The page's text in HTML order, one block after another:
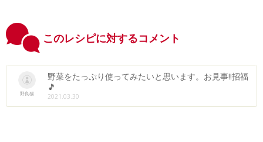
このレシピに対するコメント
野良猫
野菜をたっぷり使ってみたいと思います。お見事‼招福
🎵
2021.03.30